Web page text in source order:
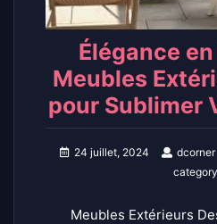
Élégance
Meubles
pour Sublimer
24 juillet, 2024 dcorner
category
Meubles Extérieurs